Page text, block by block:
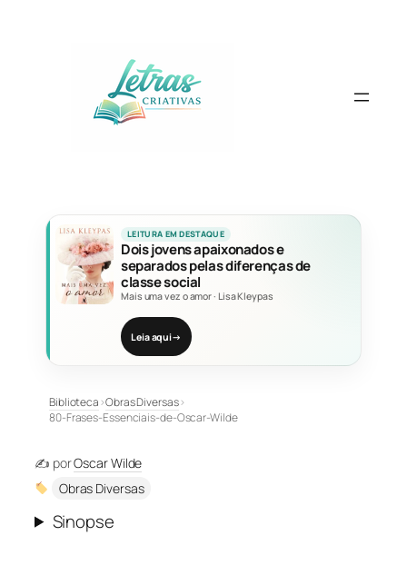
LEITURA EM DESTAQUE
Dois jovens apaixonados e
separados pelas diferenças de
classe social
Mais uma vez o amor· Lisa Kleypas
Leia aqui→
Biblioteca›Obras Diversas›
80-Frases-Essenciais-de-Oscar-Wilde
✍️ porOscar Wilde
Obras Diversas
Sinopse